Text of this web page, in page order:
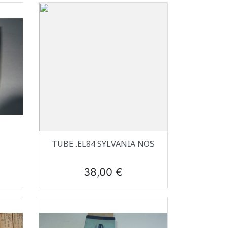
Aperçu rapide
TUBE .EL84 SYLVANIA NOS
Prix
38,00 €